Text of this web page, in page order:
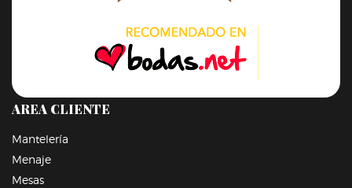
AREA CLIENTE
Mantelería
Menaje
Mesas